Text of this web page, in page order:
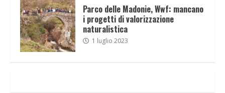
Parco delle Madonie, Wwf: mancano
i progetti di valorizzazione
naturalistica
1 luglio 2023